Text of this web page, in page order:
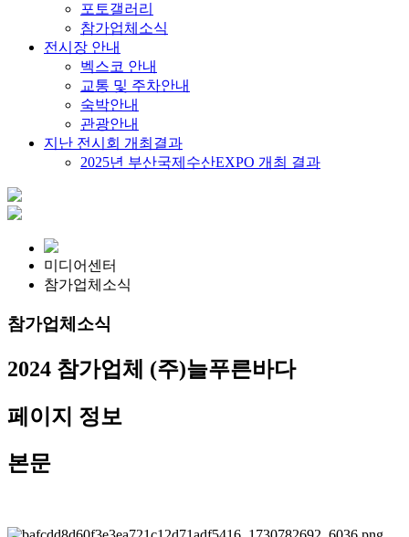
포토갤러리
참가업체소식
전시장 안내
벡스코 안내
교통 및 주차안내
숙박안내
관광안내
지난 전시회 개최결과
2025년 부산국제수산EXPO 개최 결과
미디어센터
참가업체소식
참가업체소식
2024 참가업체
(주)늘푸른바다
페이지 정보
본문